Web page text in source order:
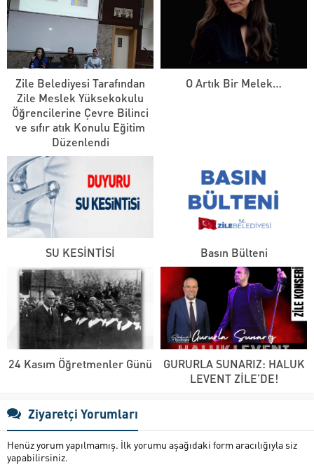
Zile Belediyesi Tarafından
Zile Meslek Yüksekokulu
Öğrencilerine Çevre Bilinci
ve sıfır atık Konulu Eğitim
Düzenlendi
O Artık Bir Melek…
SU KESİNTİSİ Basın Bülteni
24 Kasım Öğretmenler Günü
GURURLA SUNARIZ: HALUK
LEVENT ZİLE’DE!
Ziyaretçi Yorumları
Henüz yorum yapılmamış. İlk yorumu aşağıdaki form aracılığıyla siz
yapabilirsiniz.